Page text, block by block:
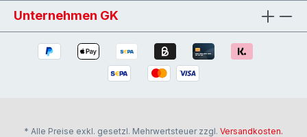
Unternehmen GK
* Alle Preise exkl. gesetzl. Mehrwertsteuer zzgl. Versandkosten.